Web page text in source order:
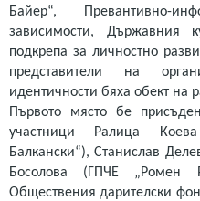
Байер“, Превантивно-
зависимости, Държавния
подкрепа за личностно
представители на
идентичности бяха обект на
Първото място бе
участници Ралица
Балкански“), Станислав
Босолова (ГПЧЕ „Ромен
Обществения дарителски